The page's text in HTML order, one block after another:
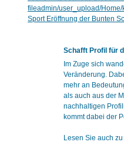
fileadmin/user_upload/
Sport Eröffnung der Bunten
Schafft Profil für
Im Zuge sich
Veränderung.
mehr an
als auch aus der
nachhaltigen
kommt dabei der
Lesen Sie auch